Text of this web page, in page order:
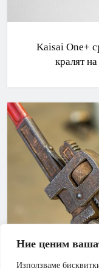
Ние ценим
Използваме
Kaisai One+
кралят